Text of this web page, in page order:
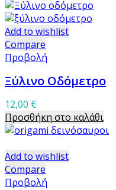
Add to wishlist
Compare
Προβολή
Ξύλινο Οδόμετρο
12,00 €
Προσθήκη στο καλάθι
Add to wishlist
Compare
Προβολή